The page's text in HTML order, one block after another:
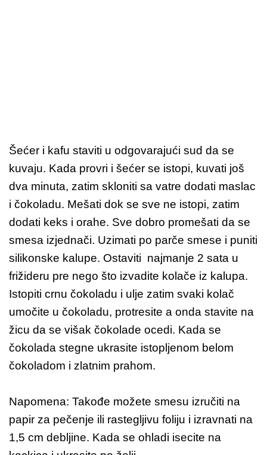
Šećer i kafu staviti u odgovarajući sud da se
kuvaju. Kada provri i šećer se istopi, kuvati još
dva minuta, zatim skloniti sa vatre dodati maslac
i čokoladu. Mešati dok se sve ne istopi, zatim
dodati keks i orahe. Sve dobro promešati da se
smesa izjednači. Uzimati po parče smese i puniti
silikonske kalupe. Ostaviti najmanje 2 sata u
frižideru pre nego što izvadite kolače iz kalupa.
Istopiti crnu čokoladu i ulje zatim svaki kolač
umočite u čokoladu, protresite a onda stavite na
žicu da se višak čokolade ocedi. Kada se
čokolada stegne ukrasite istopljenom belom
čokoladom i zlatnim prahom.
Napomena: Takođe možete smesu izručiti na
papir za pečenje ili rastegljivu foliju i izravnati na
1,5 cm debljine. Kada se ohladi isecite na